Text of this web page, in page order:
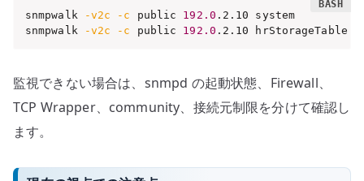
snmpwalk -v2c -c public 192.0 .2.10 system
snmpwalk
-v2c -c public 192.0 .2.10 hrStorageTable
監視できない場合は、snmpd の起動状態、Firewall、
TCP Wrapper、community、接続元制限を分けて確認し
ます。